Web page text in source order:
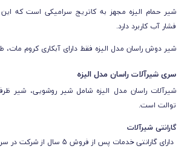
شیر حمام الیزه مجهز به کاتریج سرامیکی است که
فشار آب کاربرد دارد.
شیر دوش راسان مدل الیزه فقط دارای آبکاری کروم مات،
سری شیرآلاتراسان مدل الیزه
شیرآلات راسان مدل الیزه شامل شیر روشویی، شیر
توالت است.
گارانتی شیرآلات
دارایگارانتی خدمات پس از فروش 5 سال از شرکت
در